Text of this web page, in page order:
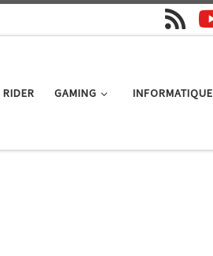
RIDER GAMING INFORMATIQUE